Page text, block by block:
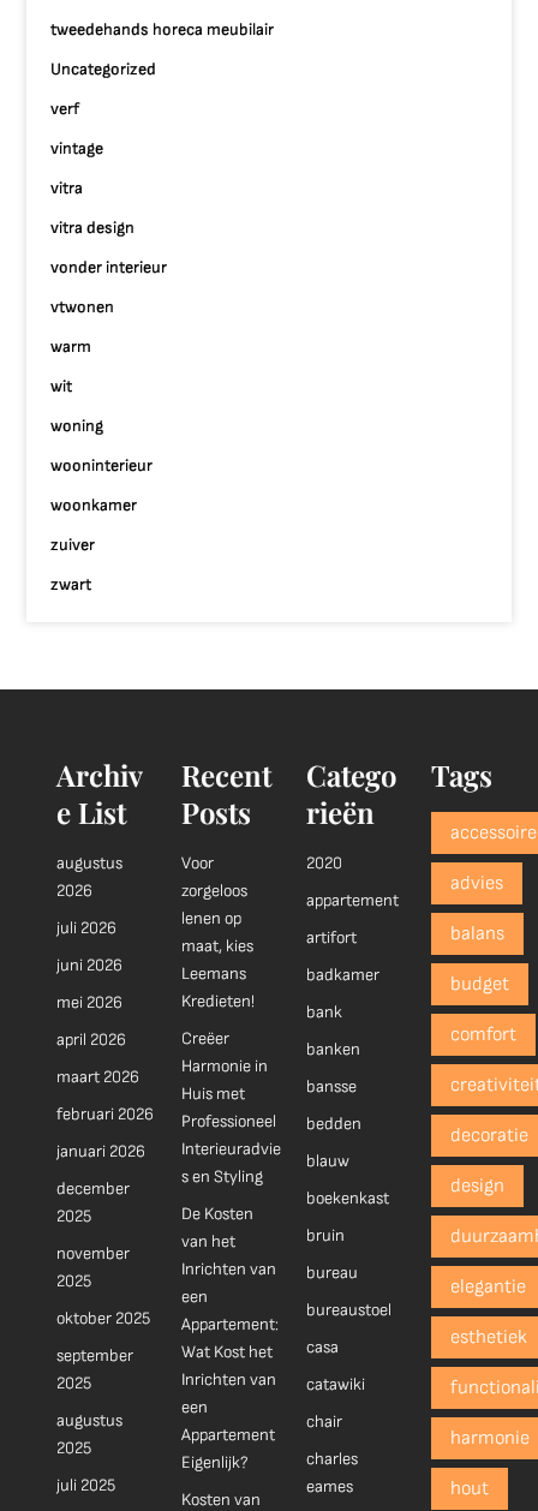
tweedehands horeca meubilair
Uncategorized
verf
vintage
vitra
vitra design
vonder interieur
vtwonen
warm
wit
woning
wooninterieur
woonkamer
zuiver
zwart
Archiv
e List
augustus
2026
juli 2026
juni 2026
mei 2026
april 2026
maart 2026
februari 2026
januari 2026
december
2025
november
2025
oktober 2025
september
2025
augustus
2025
juli 2025
Recent
Posts
Voor
zorgeloos
lenen op
maat, kies
Leemans
Kredieten!
Creëer
Harmonie in
Huis met
Professioneel
Interieuradvie
s en Styling
De Kosten
van het
Inrichten van
een
Appartement:
Wat Kost het
Inrichten van
een
Appartement
Eigenlijk?
Kosten van
Catego
rieën
2020
appartement
artifort
badkamer
bank
banken
bansse
bedden
blauw
boekenkast
bruin
bureau
bureaustoel
casa
catawiki
chair
charles
eames
Tags
advies
balans
budget
comfort
decoratie
design
elegantie
esthetiek
harmonie
hout